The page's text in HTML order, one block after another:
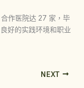
作医院达 27 家，毕
好的实践环境和职业
NEXT